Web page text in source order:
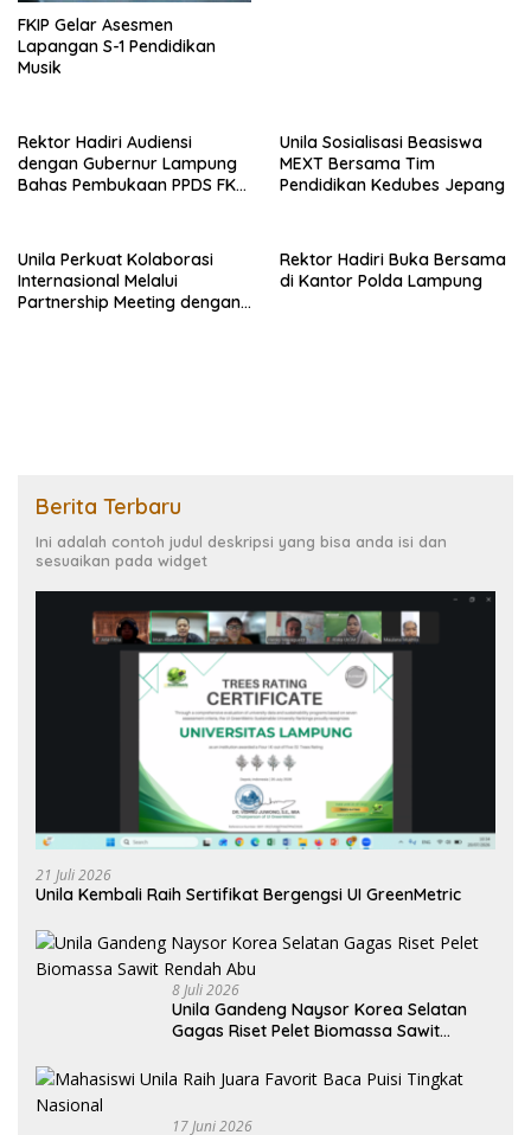
FKIP Gelar Asesmen
Lapangan S-1 Pendidikan
Musik
Rektor Hadiri Audiensi
dengan Gubernur Lampung
Bahas Pembukaan PPDS FK
Unila Sosialisasi Beasiswa
MEXT Bersama Tim
Pendidikan Kedubes Jepang
Unila Perkuat Kolaborasi
Internasional Melalui
Partnership Meeting dengan
Rektor Hadiri Buka Bersama
di Kantor Polda Lampung
Berita Terbaru
Ini adalah contoh judul deskripsi yang bisa anda isi dan
sesuaikan pada widget
21 Juli 2026
Unila Kembali Raih Sertifikat Bergengsi UI GreenMetric
8 Juli 2026
Unila Gandeng Naysor Korea Selatan
Gagas Riset Pelet Biomassa Sawit
17 Juni 2026